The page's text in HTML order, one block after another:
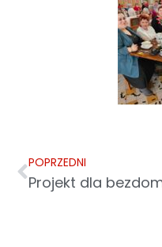
POPRZEDNI